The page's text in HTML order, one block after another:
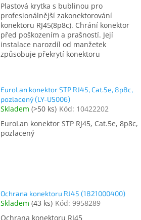
Plastová krytka s bublinou pro
profesionálnější zakonektorování
konektoru RJ45(8p8c). Chrání konektor
před poškozením a prašností. Její
instalace narozdíl od manžetek
způsobuje překrytí konektoru
EuroLan konektor STP RJ45, Cat.5e, 8p8c,
pozlacený (LY-US006)
Skladem (>50 ks) Kód: 10422202
EuroLan konektor STP RJ45, Cat.5e, 8p8c,
pozlacený
Ochrana konektoru RJ45 (1821000400)
Skladem (43 ks) Kód: 9958289
Ochrana konektoru RJ45